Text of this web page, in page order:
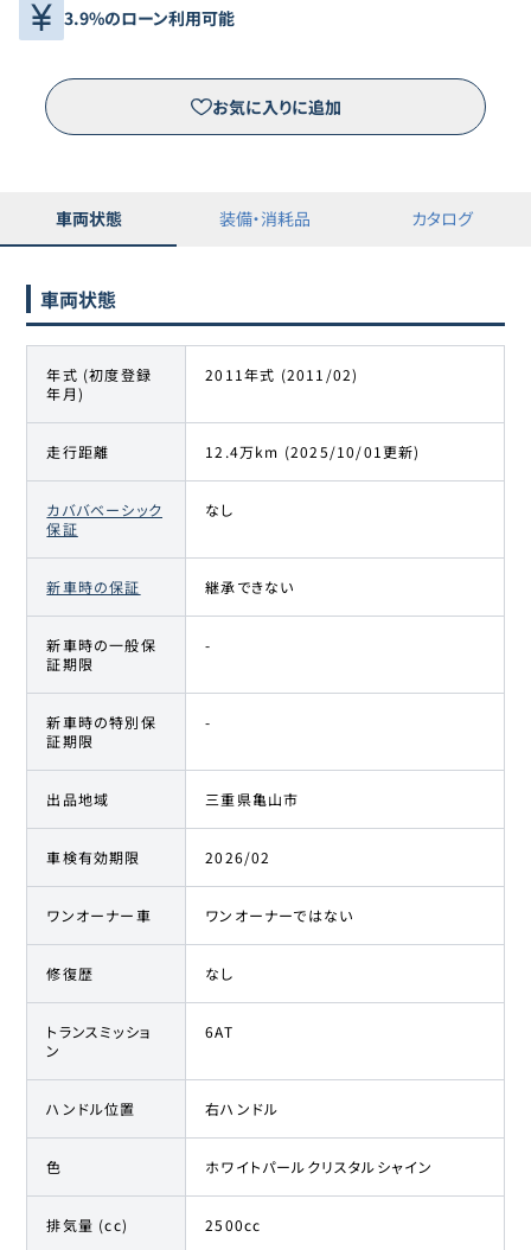
3.9%のローン利用可能
お気に入りに追加
車両状態 装備・消耗品 カタログ
車両状態
年式 (初度登録
年月)
2011年式 (2011/02)
走行距離 12.4万km (2025/10/01更新)
カババベーシック
保証
なし
新車時の保証 継承できない
新車時の一般保
証期限
-
新車時の特別保
証期限
-
出品地域 三重県亀山市
車検有効期限 2026/02
ワンオーナー車 ワンオーナーではない
修復歴 なし
トランスミッショ
ン
6AT
ハンドル位置 右ハンドル
色 ホワイトパールクリスタルシャイン
排気量 (cc) 2500cc